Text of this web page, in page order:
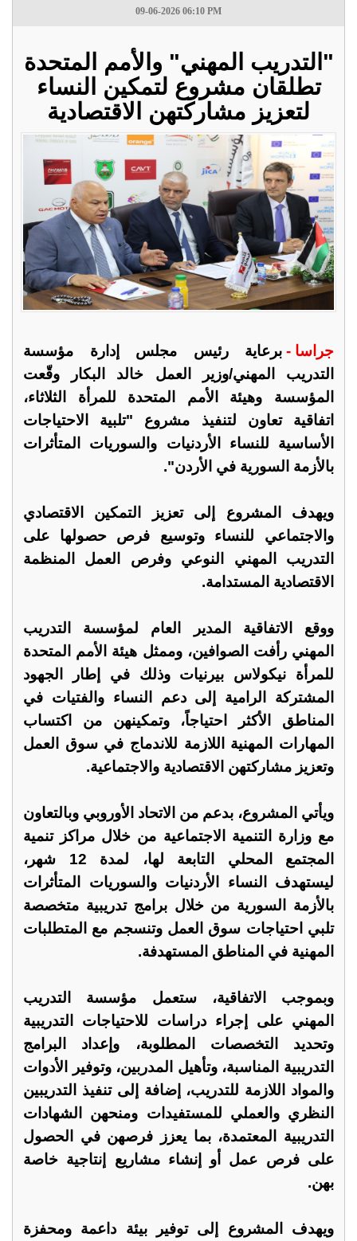
09-06-2026 06:10 PM
"التدريب المهني" والأمم المتحدة
تطلقان مشروع لتمكين النساء
لتعزيز مشاركتهن الاقتصادية
جراسا - برعاية رئيس مجلس إدارة مؤسسة
التدريب المهني/وزير العمل خالد البكار وقّعت
المؤسسة وهيئة الأمم المتحدة للمرأة الثلاثاء،
اتفاقية تعاون لتنفيذ مشروع "تلبية الاحتياجات
الأساسية للنساء الأردنيات والسوريات المتأثرات
بالأزمة السورية في الأردن".
ويهدف المشروع إلى تعزيز التمكين الاقتصادي
والاجتماعي للنساء وتوسيع فرص حصولها على
التدريب المهني النوعي وفرص العمل المنظمة
الاقتصادية المستدامة.
ووقع الاتفاقية المدير العام لمؤسسة التدريب
المهني رأفت الصوافين، وممثل هيئة الأمم المتحدة
للمرأة نيكولاس بيرنيات وذلك في إطار الجهود
المشتركة الرامية إلى دعم النساء والفتيات في
المناطق الأكثر احتياجاً، وتمكينهن من اكتساب
المهارات المهنية اللازمة للاندماج في سوق العمل
وتعزيز مشاركتهن الاقتصادية والاجتماعية.
ويأتي المشروع، بدعم من الاتحاد الأوروبي وبالتعاون
مع وزارة التنمية الاجتماعية من خلال مراكز تنمية
المجتمع المحلي التابعة لها، لمدة 12 شهر،
ليستهدف النساء الأردنيات والسوريات المتأثرات
بالأزمة السورية من خلال برامج تدريبية متخصصة
تلبي احتياجات سوق العمل وتنسجم مع المتطلبات
المهنية في المناطق المستهدفة.
وبموجب الاتفاقية، ستعمل مؤسسة التدريب
المهني على إجراء دراسات للاحتياجات التدريبية
وتحديد التخصصات المطلوبة، وإعداد البرامج
التدريبية المناسبة، وتأهيل المدربين، وتوفير الأدوات
والمواد اللازمة للتدريب، إضافة إلى تنفيذ التدريبين
النظري والعملي للمستفيدات ومنحهن الشهادات
التدريبية المعتمدة، بما يعزز فرصهن في الحصول
على فرص عمل أو إنشاء مشاريع إنتاجية خاصة
بهن.
ويهدف المشروع إلى توفير بيئة داعمة ومحفزة